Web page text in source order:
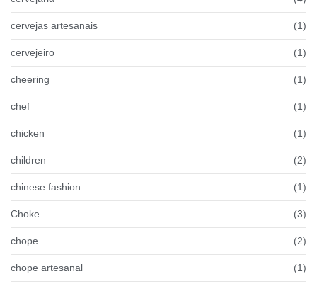
cervejas artesanais (1)
cervejeiro (1)
cheering (1)
chef (1)
chicken (1)
children (2)
chinese fashion (1)
Choke (3)
chope (2)
chope artesanal (1)